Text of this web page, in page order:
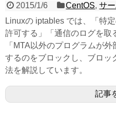
2015/1/6 CentOS,サ
Linuxの iptables では、「特
許可する」「通信のログを取
「MTA以外のプログラムが
するのをブロックし、ブロッ
法を解説しています。
記事